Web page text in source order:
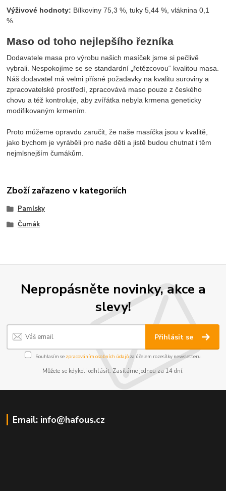
Výživové hodnoty: Bílkoviny 75,3 %, tuky 5,44 %, vláknina 0,1
%.
Maso od toho nejlepšího řezníka
Dodavatele masa pro výrobu našich masíček jsme si pečlivě
vybrali. Nespokojíme se se standardní „řetězcovou“ kvalitou masa.
Náš dodavatel má velmi přísné požadavky na kvalitu suroviny a
zpracovatelské prostředí, zpracovává maso pouze z českého
chovu a též kontroluje, aby zvířátka nebyla krmena geneticky
modifikovaným krmením.
Proto můžeme opravdu zaručit, že naše masíčka jsou v kvalitě,
jako bychom je vyráběli pro naše děti a jistě budou chutnat i těm
nejmlsnejším čumákům.
Zboží zařazeno v kategoriích
Pamlsky
Čumák
Nepropásněte novinky, akce a
slevy!
Přihlásit se
Souhlasím se zpracováním osobních údajůza účelem rozesílky newsletteru.
Můžete se kdykoli odhlásit. Zasíláme jednou za 14 dní.
Email: info@hafous.cz